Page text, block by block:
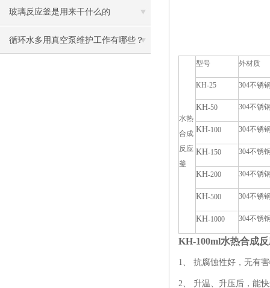
么？
玻璃反应釜是用来干什么的
循环水多用真空泵维护工作有哪些？
水热
合成
反应
釜
型号 外材质
KH-25 304不锈
KH-50 304不锈
KH-100 304不锈
KH-150 304不锈
KH-200 304不锈
KH-500 304不锈
KH-1000 304不锈
KH-100ml水热合成
1、 抗腐蚀性好，无有
2、 升温、升压后，能